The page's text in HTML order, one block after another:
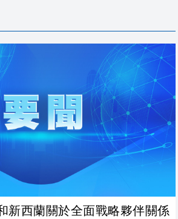
新西蘭關於全面戰略夥伴關係